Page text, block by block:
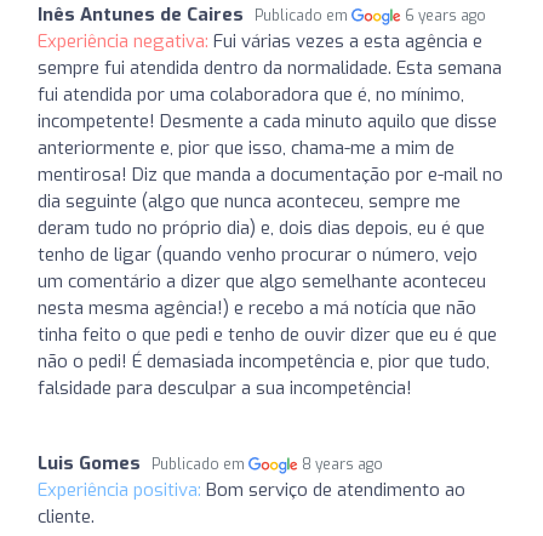
Inês Antunes de Caires Publicado em 6 years ago
Experiência negativa: Fui várias vezes a esta agência e
sempre fui atendida dentro da normalidade. Esta semana
fui atendida por uma colaboradora que é, no mínimo,
incompetente! Desmente a cada minuto aquilo que disse
anteriormente e, pior que isso, chama-me a mim de
mentirosa! Diz que manda a documentação por e-mail no
dia seguinte (algo que nunca aconteceu, sempre me
deram tudo no próprio dia) e, dois dias depois, eu é que
tenho de ligar (quando venho procurar o número, vejo
um comentário a dizer que algo semelhante aconteceu
nesta mesma agência!) e recebo a má notícia que não
tinha feito o que pedi e tenho de ouvir dizer que eu é que
não o pedi! É demasiada incompetência e, pior que tudo,
falsidade para desculpar a sua incompetência!
Luis Gomes Publicado em 8 years ago
Experiência positiva: Bom serviço de atendimento ao
cliente.